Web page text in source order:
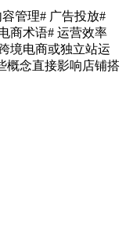
容管理# 广告投放#
商术语# 运营效率
境电商或独立站运
概念直接影响店铺搭